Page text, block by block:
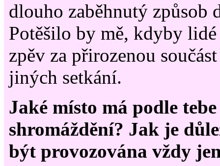
dlouho zaběhnutý způsob
Potěšilo by mě, kdyby
zpěv za přirozenou
jiných setkání.
Jaké místo má podle
shromáždění? Jak je
být provozována vždy